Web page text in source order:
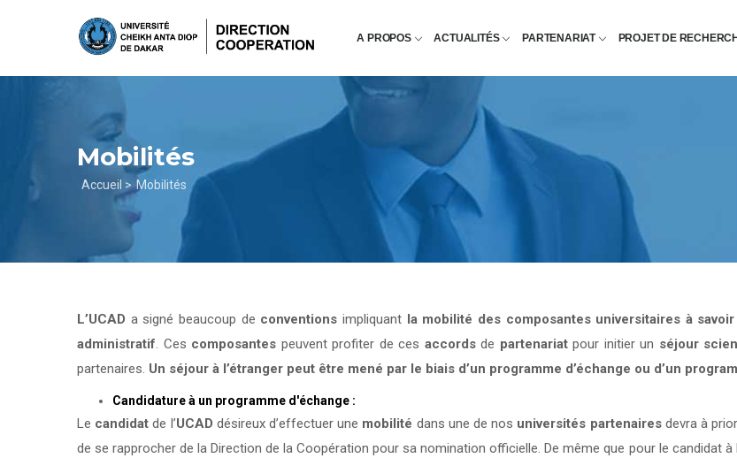
principal
A PROPOS ACTUALITÉS PARTENARIAT PROJET DE
Mobilités
Fil
d'Ariane
Accueil > Mobilités
L’UCAD a signé beaucoup de conventions impliquant la mobilité des composantes universitaires à
administratif. Ces composantes peuvent profiter de ces accordsde partenariatpour initier un séjour
partenaires. Un séjour à l’étranger peut être mené par le biais d’un programme d’échange ou d’un
Candidature à un programme d'échange :
Le candidat de l’UCAD désireux d’effectuer une mobilité dans une de nos universités partenairesdevra à
de se rapprocher de la Direction de la Coopération pour sa nomination officielle. De même que pour le candidat à